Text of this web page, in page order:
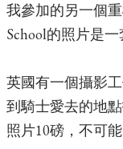
我參加的另一個
School的照片是一
英國有一個攝影
到騎士愛去的地
照片10磅，不可